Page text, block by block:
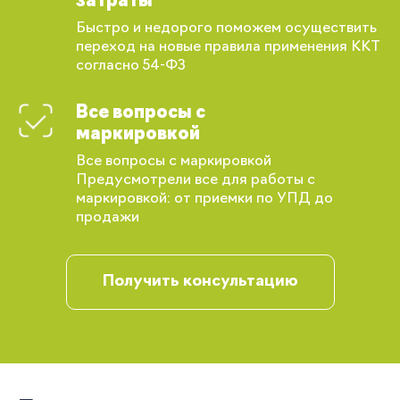
Быстро и недорого поможем осуществить
переход на новые правила применения ККТ
согласно 54-ФЗ
Все вопросы с
маркировкой
Все вопросы с маркировкой
Предусмотрели все для работы с
маркировкой: от приемки по УПД до
продажи
Получить консультацию
заказов и получать индивидуальные
рекомендации